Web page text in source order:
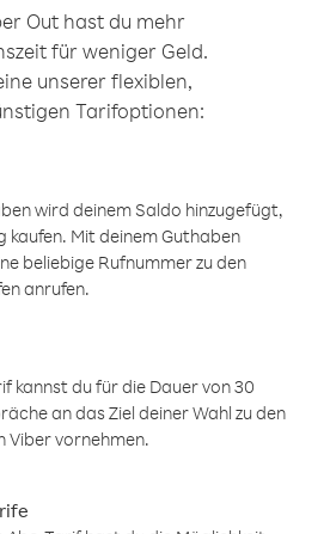
Out hast du mehr
für weniger Geld.
unserer flexiblen,
Tarifoptionen:
wird deinem Saldo hinzugefügt,
kaufen. Mit deinem Guthaben
beliebige Rufnummer zu den
anrufen.
kannst du für die Dauer von 30
an das Ziel deiner Wahl zu den
Viber vornehmen.